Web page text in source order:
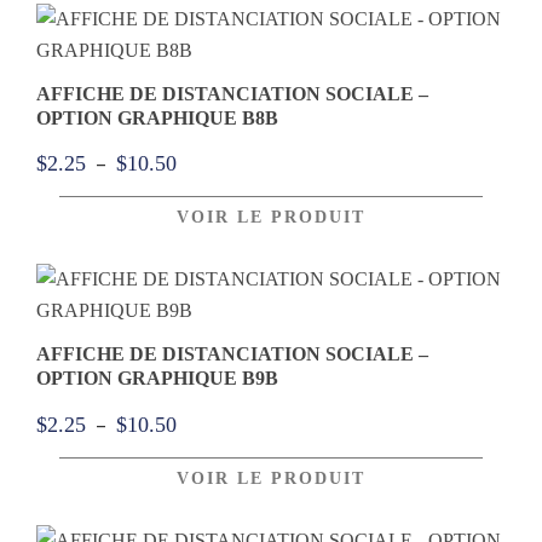
$2.25
à
AFFICHE DE DISTANCIATION SOCIALE –
OPTION GRAPHIQUE B8B
$2.25 – $10.50Plage
de
prix :
$2.25
à
VOIR LE PRODUIT
AFFICHE DE DISTANCIATION SOCIALE –
OPTION GRAPHIQUE B9B
$2.25 – $10.50Plage
de
prix :
$2.25
VOIR LE PRODUIT